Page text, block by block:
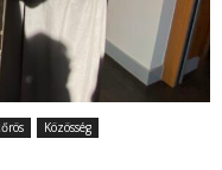
Közösség